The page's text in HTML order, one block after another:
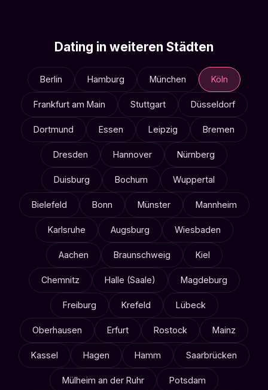
Dating in weiteren Städten
Berlin Hamburg München Köln
Frankfurt am Main Stuttgart Düsseldorf
Dortmund Essen Leipzig Bremen
Dresden Hannover Nürnberg
Duisburg Bochum Wuppertal
Bielefeld Bonn Münster Mannheim
Karlsruhe Augsburg Wiesbaden
Aachen Braunschweig Kiel
Chemnitz Halle (Saale) Magdeburg
Freiburg Krefeld Lübeck
Oberhausen Erfurt Rostock Mainz
Kassel Hagen Hamm Saarbrücken
Mülheim an der Ruhr Potsdam